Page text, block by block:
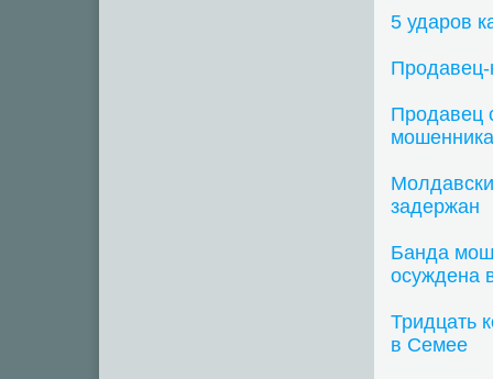
5 ударов
Продавец-
Продавец
задержан
Банда
осуждена
Тридцать
в Семее